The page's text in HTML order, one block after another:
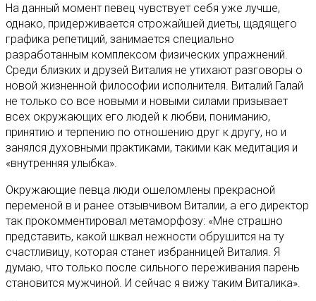
На данный момент певец чувствует себя уже лучше,
однако, придерживается строжайшей диеты, щадящего
графика репетиций, занимается специально
разработанным комплексом физических упражнений.
Среди близких и друзей Виталия не утихают разговоры о
новой жизненной философии исполнителя. Виталий Галай
не только со все новыми и новыми силами призывает
всех окружающих его людей к любви, пониманию,
принятию и терпению по отношению друг к другу, но и
занялся духовными практиками, такими как медитация и
«внутренняя улыбка».
Окружающие певца люди ошеломлены прекрасной
переменой в и ранее отзывчивом Виталии, а его директор
так прокомментировал метаморфозу: «Мне страшно
представить, какой шквал нежности обрушится на ту
счастливицу, которая станет избранницей Виталия. Я
думаю, что только после сильного переживания парень
становится мужчиной. И сейчас я вижу таким Виталика».